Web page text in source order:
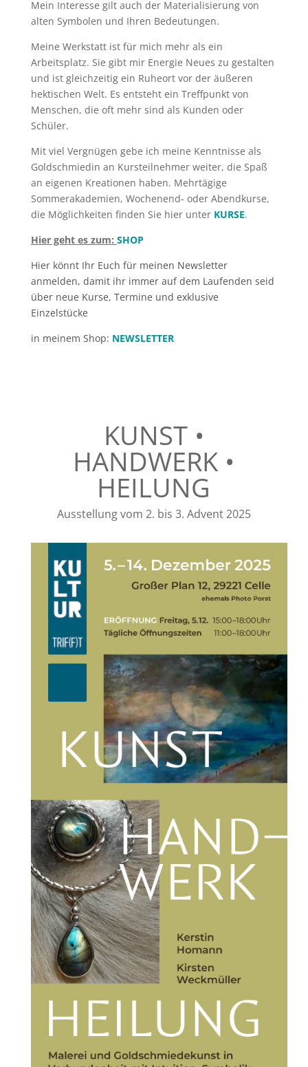
Mein Interesse gilt auch der Materialisierung von
alten Symbolen und Ihren Bedeutungen.
Meine Werkstatt ist für mich mehr als ein
Arbeitsplatz. Sie gibt mir Energie Neues zu gestalten
und ist gleichzeitig ein Ruheort vor der äußeren
hektischen Welt. Es entsteht ein Treffpunkt von
Menschen, die oft mehr sind als Kunden oder
Schüler.
Mit viel Vergnügen gebe ich meine Kenntnisse als
Goldschmiedin an Kursteilnehmer weiter, die Spaß
an eigenen Kreationen haben. Mehrtägige
Sommerakademien, Wochenend- oder Abendkurse,
die Möglichkeiten finden Sie hier unter KURSE.
Hier geht es zum: SHOP
Hier könnt Ihr Euch für meinen Newsletter
anmelden, damit ihr immer auf dem Laufenden seid
über neue Kurse, Termine und exklusive
Einzelstücke
in meinem Shop: NEWSLETTER
KUNST •
HANDWERK •
HEILUNG
Ausstellung vom 2. bis 3. Advent 2025